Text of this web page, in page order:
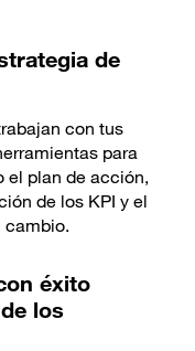
de
con tus
para
el plan de acción,
de los KPI y el
cambio.
éxito
los